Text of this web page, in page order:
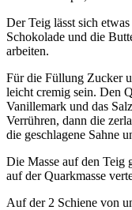
Der Teig lässt sich
Schokolade und die
arbeiten.
Für die Füllung Zucker
leicht cremig sein. Den
Vanillemark und das
Verrühren, dann die
die geschlagene Sahne
Die Masse auf den Teig
auf der Quarkmasse
Auf der 2 Schiene von